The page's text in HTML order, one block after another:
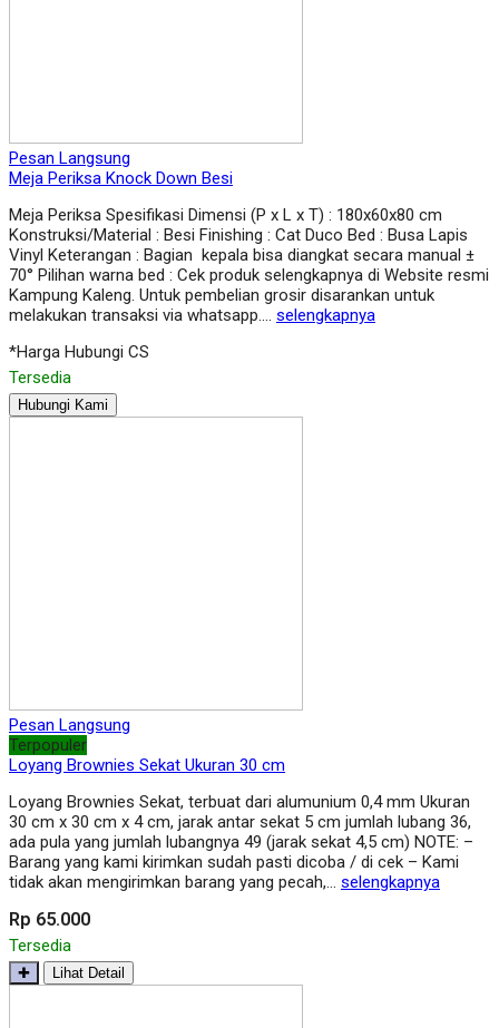
Pesan Langsung
Meja Periksa Knock Down Besi
Meja Periksa Spesifikasi Dimensi (P x L x T) : 180x60x80 cm
Konstruksi/Material : Besi Finishing : Cat Duco Bed : Busa Lapis
Vinyl Keterangan : Bagian kepala bisa diangkat secara manual ±
70° Pilihan warna bed : Cek produk selengkapnya di Website resmi
Kampung Kaleng. Untuk pembelian grosir disarankan untuk
melakukan transaksi via whatsapp…. selengkapnya
*Harga Hubungi CS
Tersedia
Hubungi Kami
Pesan Langsung
Terpopuler
Loyang Brownies Sekat Ukuran 30 cm
Loyang Brownies Sekat, terbuat dari alumunium 0,4 mm Ukuran
30 cm x 30 cm x 4 cm, jarak antar sekat 5 cm jumlah lubang 36,
ada pula yang jumlah lubangnya 49 (jarak sekat 4,5 cm) NOTE: –
Barang yang kami kirimkan sudah pasti dicoba / di cek – Kami
tidak akan mengirimkan barang yang pecah,… selengkapnya
Rp 65.000
Tersedia
✚ Lihat Detail